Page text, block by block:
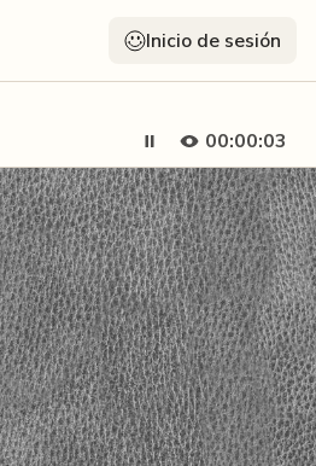
Inicio de sesión
00:00:04